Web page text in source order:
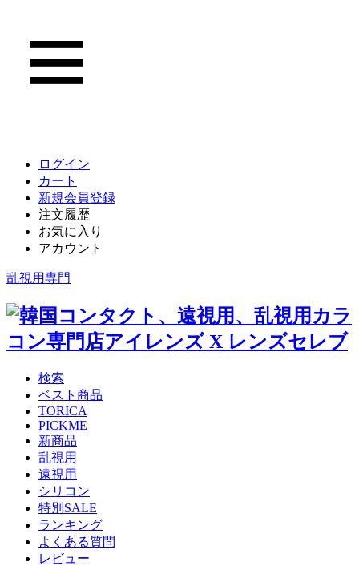
ログイン
カート
新規会員登録
注文履歴
お気に入り
アカウント
乱視用専門
検索
ベスト商品
TORICA
PICKME
新商品
乱視用
遠視用
シリコン
特別SALE
ランキング
よくある質問
レビュー